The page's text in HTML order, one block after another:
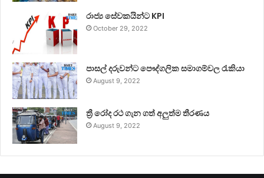
රාජ්‍ය සේවකයින්ට KPI
October 29, 2022
පාසල් දරුවන්ට පෞද්ගලික සමාගම්වල රැකියා
August 9, 2022
ත්‍රී රෝද රථ ගැන ගත් අලුත්ම තීරණය
August 9, 2022